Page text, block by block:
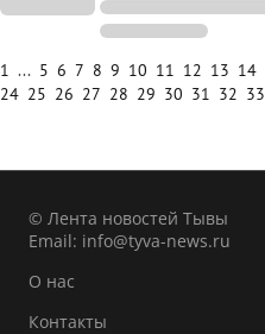
1 ... 5 6 7 8 9 10 11 12 13 14
24 25 26 27 28 29 30 31 32 33
© Лента новостей Тывы
Email: info@tyva-news.ru
О нас
Контакты